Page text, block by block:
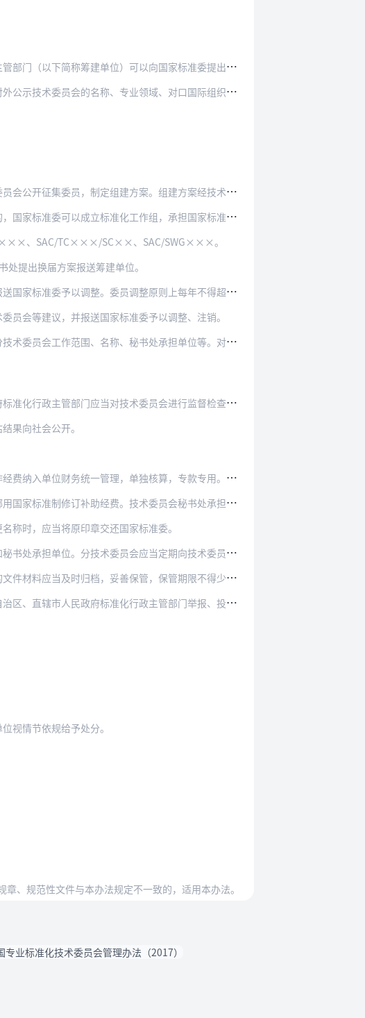
可以向国家标准委提出技术委员会筹建申请。筹建申请应当说明…
业领域、对口国际组织、筹建单位、业务指导单位、秘书处承担…
方案。组建方案经技术委员会业务指导单位同意后，报送国家标…
工作组，承担国家标准制修订相关工作。标准化工作组不设分工…
、SAC/TC×××/SC××、SAC/SWG×××。
提出换届方案报送筹建单位。
调整原则上每年不得超过一次，每次调整不得超过委员总数的1…
员会等建议，并报送国家标准委予以调整、注销。
秘书处承担单位等。对标准化工作需求很少或者相关工作可以并…
术委员会进行监督检查。国务院有关行政主管部门、有关行业协…
果向社会公开。
单独核算，专款专用。秘书处应当向全体委员报告年度经费收支…
技术委员会秘书处承担单位应当接受国家标准委对国家标准制修…
称时，应当将原印章交还国家标准委。
单位。分技术委员会应当定期向技术委员会报告工作。
料应当及时归档，妥善保管，保管期限不得少于5年。
行政主管部门举报、投诉技术委员会、委员和秘书处违反本办法…
视情节依规给予处分。
、规范性文件与本办法规定不一致的，适用本办法。
专业标准化技术委员会管理办法（2017）